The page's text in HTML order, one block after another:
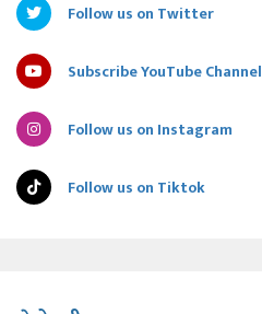
Follow us on Twitter
Subscribe YouTube Channel
Follow us on Instagram
Follow us on Tiktok